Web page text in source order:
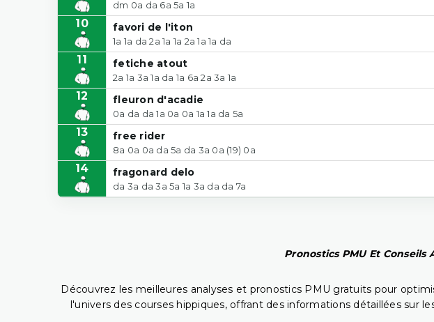
dm 0a da 6a 5a 1a
10 favori de l'iton
1a 1a da 2a 1a 1a 2a 1a 1a da
11 fetiche atout
2a 1a 3a 1a da 1a 6a 2a 3a 1a
12 fleuron d'acadie
0a da da 1a 0a 0a 1a 1a da 5a
13 free rider
8a 0a 0a da 5a da 3a 0a (19) 0a
14 fragonard delo
da 3a da 3a 5a 1a 3a da da 7a
Pronostics PMU Et Conseils
Découvrez les meilleures analyses et pronostics PMU gratuits pour
l'univers des courses hippiques, offrant des informations détaillées sur